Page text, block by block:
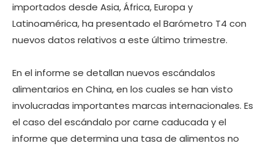
importados desde Asia, África, Europa y
Latinoamérica, ha presentado el Barómetro T4 con
nuevos datos relativos a este último trimestre.
En el informe se detallan nuevos escándalos
alimentarios en China, en los cuales se han visto
involucradas importantes marcas internacionales. Es
el caso del escándalo por carne caducada y el
informe que determina una tasa de alimentos no